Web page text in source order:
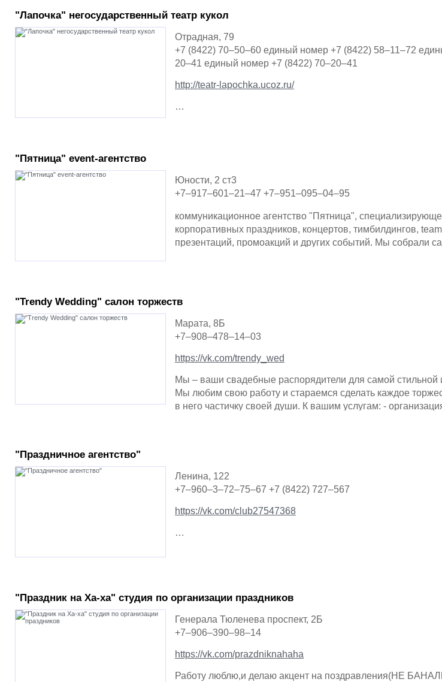
"Лапочка" негосударственный театр кукол
Отрадная, 79
+7 (8422) 70–50–60 единый номер +7 (8422) 58–11–72
20–41 единый номер +7 (8422) 70–20–41
http://teatr-lapochka.ucoz.ru/
…
"Пятница" event-агентство
Юности, 2 ст3
+7–917–601–21–47 +7–951–095–04–95
коммуникационное агентство "Пятница",
корпоративных праздников, концертов, тимбилдингов,
презентаций, промоакций и других событий. Мы собрали
"Trendy Wedding" салон торжеств
Марата, 8Б
+7–908–478–14–03
https://vk.com/trendy_wed
Мы – ваши свадебные распорядители для самой стильной
Мы любим свою работу и стараемся сделать каждое
в него частичку своей души. К вашим услугам: -
"Праздничное агентство"
Ленина, 122
+7–960–3–72–75–67 +7 (8422) 727–567
https://vk.com/club27547368
…
"Праздник на Ха-ха" студия по организации праздников
Генерала Тюленева проспект, 2Б
+7–906–390–98–14
https://vk.com/prazdniknahaha
Работу люблю,и делаю акцент на поздравления(НЕ